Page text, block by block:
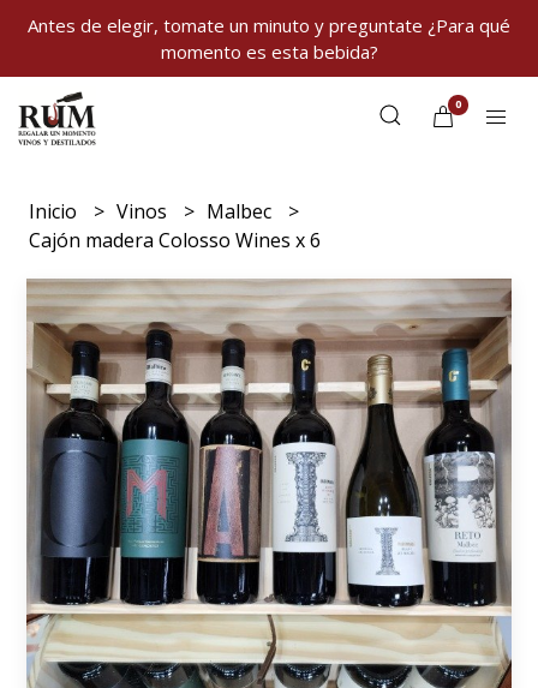
Antes de elegir, tomate un minuto y preguntate ¿Para qué
momento es esta bebida?
0
Inicio Vinos
Malbec
Cajón madera Colosso Wines x 6